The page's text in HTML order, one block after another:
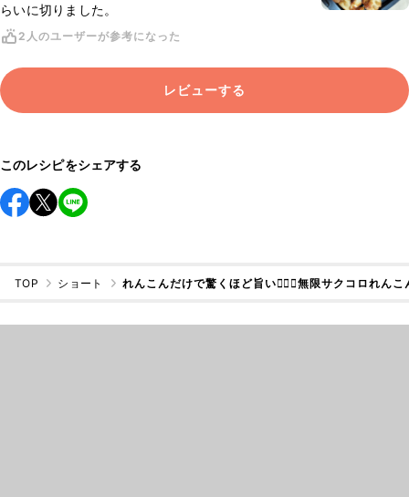
らいに切りました。
2人のユーザーが参考になった
レビューする
このレシピをシェアする
TOP ショート れんこんだけで驚くほど旨い🙋‍♀️✨無限サクコロれんこ